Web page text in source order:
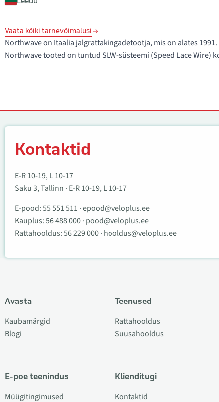
Vaata kõiki tarnevõimalusi
Northwave on Itaalia jalgrattakingadetootja, mis on alates
Northwave tooted on tuntud SLW-süsteemi (Speed Lace
Kontaktid
E-R 10-19, L 10-17
Saku 3, Tallinn · E-R 10-19, L 10-17
E-pood:55 551 511 ·epood@veloplus.ee
Kauplus:56 488 000· pood@veloplus.ee
Rattahooldus:56 229 000· hooldus@veloplus.ee
Avasta
Kaubamärgid
Blogi
E-poe teenindus
Müügitingimused
Teenused
Rattahooldus
Suusahooldus
Klienditugi
Kontaktid